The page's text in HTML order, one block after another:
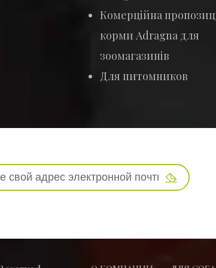
Комерційна
корми Adragna для
зоомагазинів
Для питомников